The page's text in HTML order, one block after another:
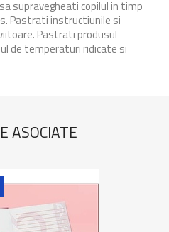
supravegheati copilul in timp
Pastrati instructiunile si
Pastrati produsul
de temperaturi ridicate si
ASOCIATE